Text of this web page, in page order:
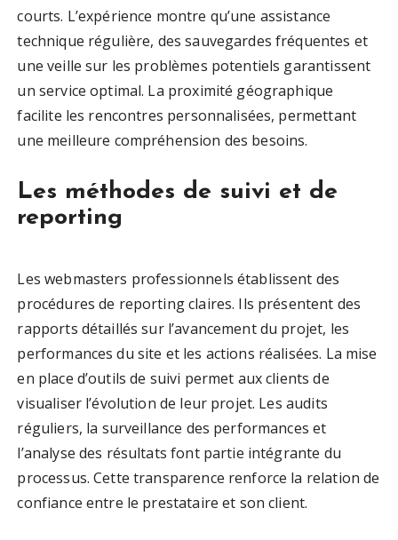
courts. L’expérience montre qu’une assistance
technique régulière, des sauvegardes fréquentes et
une veille sur les problèmes potentiels garantissent
un service optimal. La proximité géographique
facilite les rencontres personnalisées, permettant
une meilleure compréhension des besoins.
Les méthodes de suivi et de
reporting
Les webmasters professionnels établissent des
procédures de reporting claires. Ils présentent des
rapports détaillés sur l’avancement du projet, les
performances du site et les actions réalisées. La mise
en place d’outils de suivi permet aux clients de
visualiser l’évolution de leur projet. Les audits
réguliers, la surveillance des performances et
l’analyse des résultats font partie intégrante du
processus. Cette transparence renforce la relation de
confiance entre le prestataire et son client.